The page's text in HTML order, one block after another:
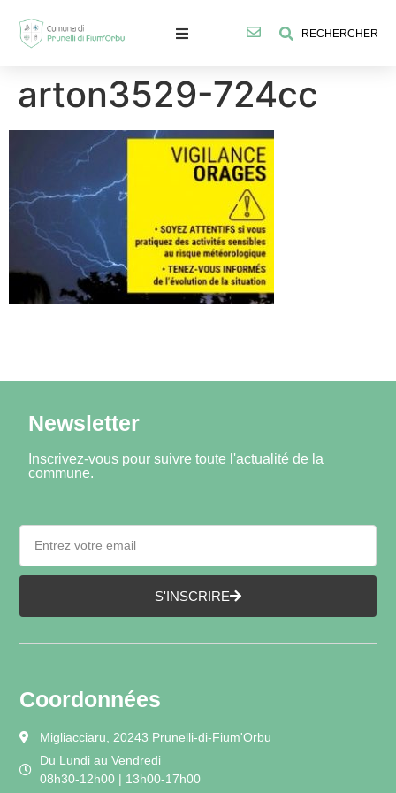
RECHERCHER
arton3529-724cc
Newsletter
Inscrivez-vous pour suivre toute l'actualité de la
commune.
S'INSCRIRE
Coordonnées
Migliacciaru, 20243 Prunelli-di-Fium'Orbu
Du Lundi au Vendredi
08h30-12h00 | 13h00-17h00